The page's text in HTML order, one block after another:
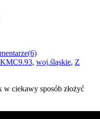
KMC9.93, woj.śląskie, Z
ciekawy sposób złożyć